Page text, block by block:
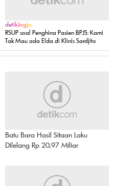
detikJogja
RSUP soal Penghina Pasien BPJS: Kami
Tak Mau ada Elda di Klinis Sardjito
Batu Bara Hasil Sitaan Laku
Dilelang Rp 20,97 Miliar